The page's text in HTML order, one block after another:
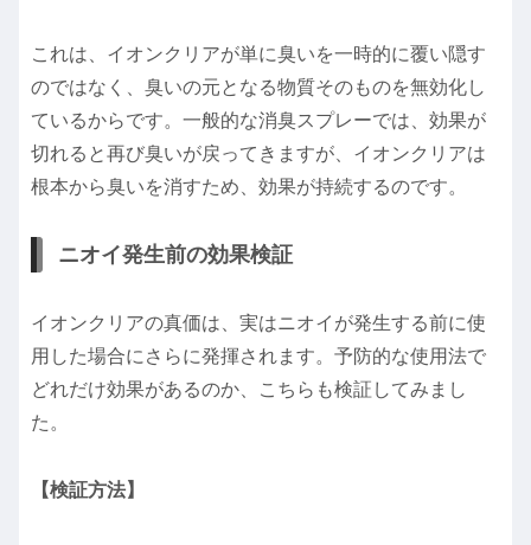
これは、イオンクリアが単に臭いを一時的に覆い隠す
のではなく、臭いの元となる物質そのものを無効化し
ているからです。一般的な消臭スプレーでは、効果が
切れると再び臭いが戻ってきますが、イオンクリアは
根本から臭いを消すため、効果が持続するのです。
ニオイ発生前の効果検証
イオンクリアの真価は、実はニオイが発生する前に使
用した場合にさらに発揮されます。予防的な使用法で
どれだけ効果があるのか、こちらも検証してみまし
た。
【検証方法】